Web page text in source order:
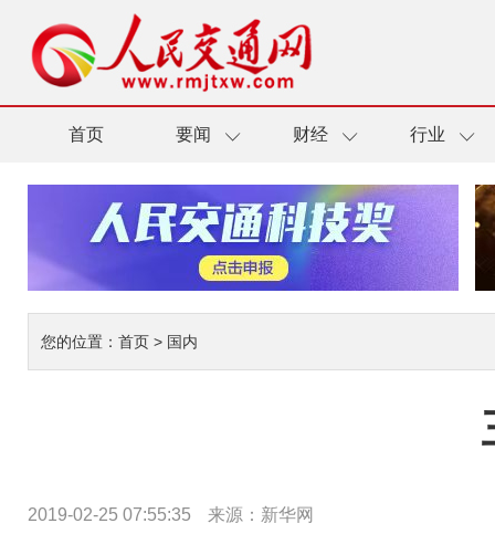
首页 要闻 财经 行业
您的位置： 首页 > 国内
2019-02-25 07:55:35 来源：新华网